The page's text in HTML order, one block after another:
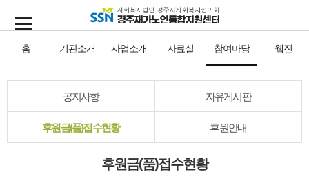
홈 기관소개 사업소개 자료실 참여마당 웹진
공지사항 자유게시판
후원금(품)접수현황 후원안내
후원금(품)접수현황